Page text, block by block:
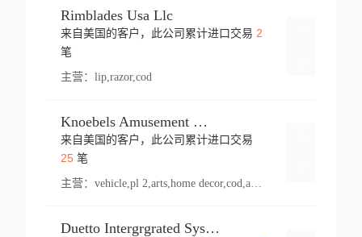
Rimblades Usa Llc
来自美国的客户，此公司累计进口交易 2
笔
主营： lip,razor,cod
Knoebels Amusement Resort
来自美国的客户，此公司累计进口交易
25笔
主营： vehicle,pl 2,arts,home decor,cod,amusement ride,sea
Duetto Intergrgrated Systems Inc.